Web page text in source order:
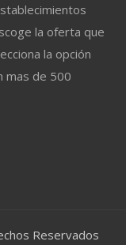
la oferta que
la opción
mas de 500
Reservados